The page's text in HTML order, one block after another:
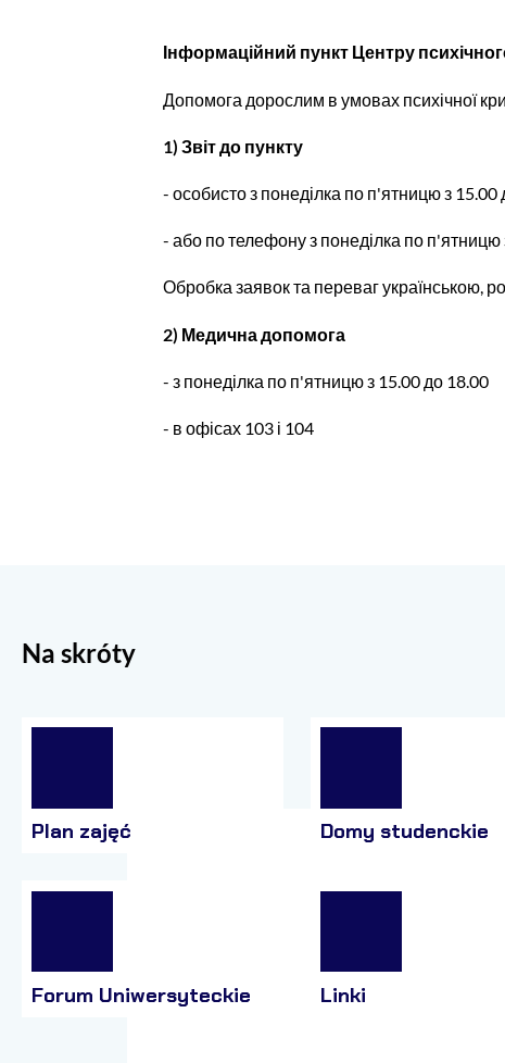
Інформаційний пункт Центру
Допомога дорослим в умовах психічної
1) Звіт до пункту
- особисто з понеділка по п'ятницю з
- або по телефону з понеділка по
Обробка заявок та переваг українською,
2) Медична допомога
- з понеділка по п'ятницю з 15.00 до 18.00
- в офісах 103 і 104
Na skróty
Plan zajęć Domy studenckie
Forum Uniwersyteckie Linki